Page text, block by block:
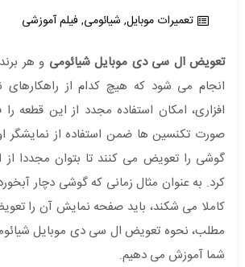
تعمیرات موبایل, شیائومی, فیلم آموزشی
تعویض ال سی دی موبایل شیائومی و هر
انجام می شود که هیچ کدام از
افزاری، امکان استفاده مجدد از این قطعه را
صورت تکنسین ها ضمن استفاده از نمایشگر
گوشی را تعویض می کنند تا بتوان مجددا از
کرد. به عنوان مثال زمانی که گوشی دچار
کاملا می شکند، باید صفحه نمایش آن را
مطلب، نحوه تعویض ال سی دی موبایل
شما آموزش می دهیم.